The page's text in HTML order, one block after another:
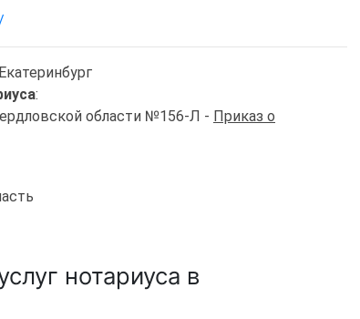
:
области №156-Л - Приказ о
нотариуса в